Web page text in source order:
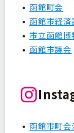
函館町会
函館市経
市立函館博
函館市議会
函館市町会